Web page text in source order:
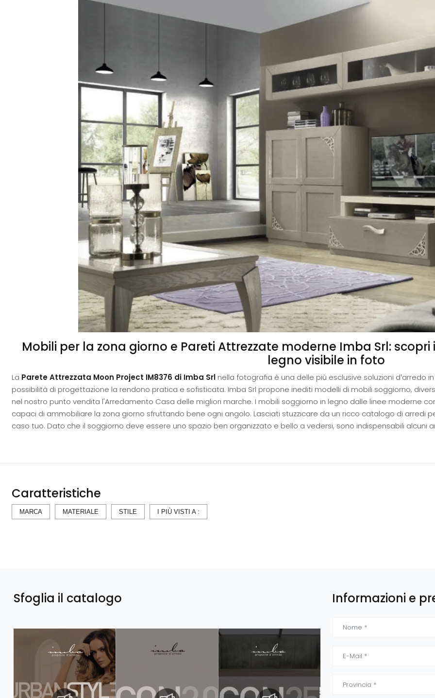
Mobili per la zona giorno e Pareti Attrezzate moderne Imba Srl:
legno visibile in foto
La Parete Attrezzata Moon Project IM8376 di Imba Srl nella fotografia è una delle più esclusive soluzioni
possibilità di progettazione la rendono pratica e sofisticata. Imba Srl propone inediti modelli di mobili soggiorno,
nel nostro punto vendita l'Arredamento Casa delle migliori marche. I mobili soggiorno in legno dalle linee moderne
capaci di ammobiliare la zona giorno sfruttando bene ogni angolo. Lasciati stuzzicare da un ricco catalogo di arredi
caso tuo. Dato che il soggiorno deve essere uno spazio ben organizzato e bello a vedersi, sono indispensabili alcuni
Caratteristiche
MARCA MATERIALE STILE I PIÙ VISTI A :
Sfoglia il catalogo Informazioni e